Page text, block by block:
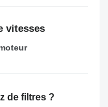
vitesses
de filtres ?